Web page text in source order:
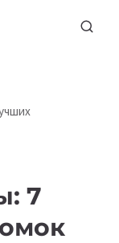
7